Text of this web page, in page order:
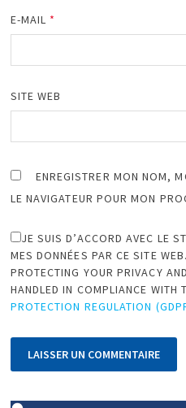
E-MAIL *
SITE WEB
ENREGISTRER MON NOM,
LE NAVIGATEUR POUR MON
JE SUIS D’ACCORD AVEC LE
MES DONNÉES PAR CE SITE
PROTECTING YOUR PRIVACY
HANDLED IN COMPLIANCE WITH
PROTECTION REGULATION